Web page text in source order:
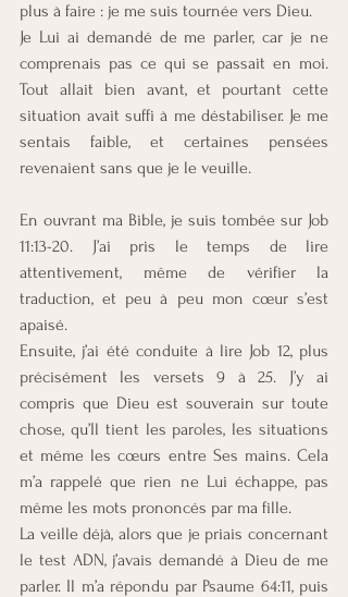
plus à faire : je me suis tournée vers Dieu.
Je Lui ai demandé de me parler, car je ne
comprenais pas ce qui se passait en moi.
Tout allait bien avant, et pourtant cette
situation avait suffi à me déstabiliser. Je me
sentais faible, et certaines pensées
revenaient sans que je le veuille.
En ouvrant ma Bible, je suis tombée sur Job
11:13-20. J’ai pris le temps de lire
attentivement, même de vérifier la
traduction, et peu à peu mon cœur s’est
apaisé.
Ensuite, j’ai été conduite à lire Job 12, plus
précisément les versets 9 à 25. J’y ai
compris que Dieu est souverain sur toute
chose, qu’Il tient les paroles, les situations
et même les cœurs entre Ses mains. Cela
m’a rappelé que rien ne Lui échappe, pas
même les mots prononcés par ma fille.
La veille déjà, alors que je priais concernant
le test ADN, j’avais demandé à Dieu de me
parler. Il m’a répondu par Psaume 64:11, puis